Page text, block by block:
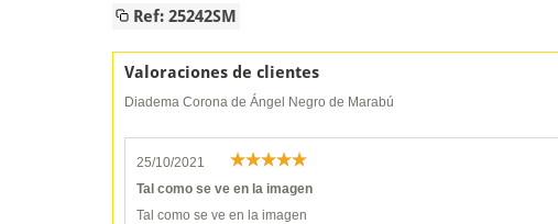
Ref: 25242SM
Valoraciones de clientes
Diadema Corona de Ángel Negro de Marabú
25/10/2021
Tal como se ve en la imagen
Tal como se ve en la imagen